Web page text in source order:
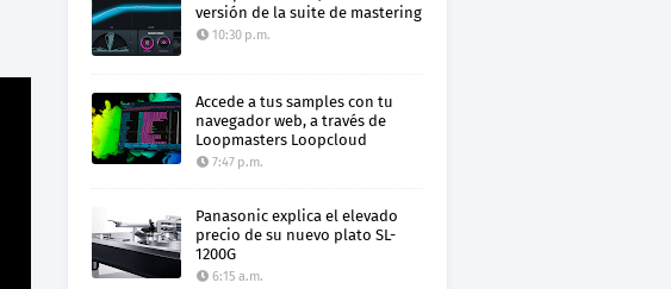
versión de la suite de mastering
10:30 p.m.
Accede a tus samples con tu
navegador web, a través de
Loopmasters Loopcloud
7:47 p.m.
Panasonic explica el elevado
precio de su nuevo plato SL-
1200G
6:15 a.m.